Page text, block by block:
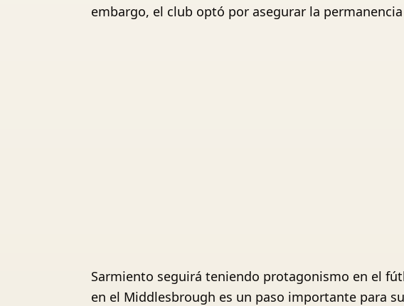
embargo, el club optó por asegurar la
Sarmiento seguirá teniendo protagonismo en el
en el Middlesbrough es un paso importante para